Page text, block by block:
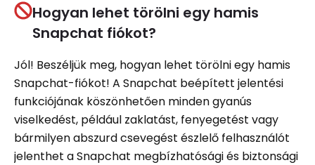
Hogyan lehet törölni egy hamis
Snapchat fiókot?
Jól! Beszéljük meg, hogyan lehet törölni egy hamis
Snapchat-fiókot! A Snapchat beépített jelentési
funkciójának köszönhetően minden gyanús
viselkedést, például zaklatást, fenyegetést vagy
bármilyen abszurd csevegést észlelő felhasználót
jelenthet a Snapchat megbízhatósági és biztonsági